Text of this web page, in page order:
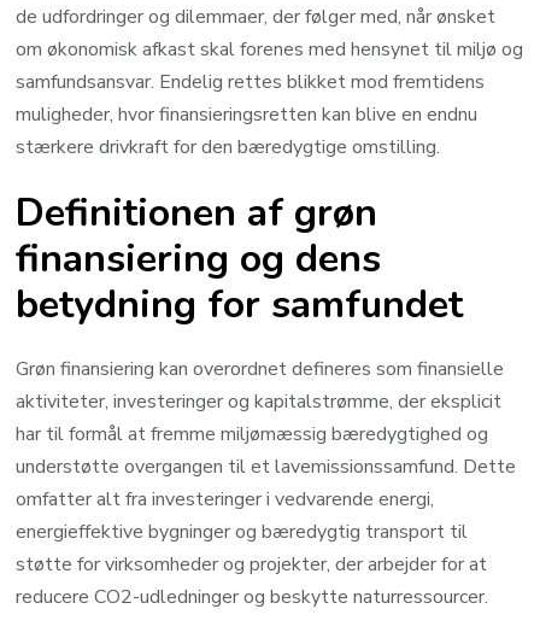
de udfordringer og dilemmaer, der følger med, når ønsket
om økonomisk afkast skal forenes med hensynet til miljø og
samfundsansvar. Endelig rettes blikket mod fremtidens
muligheder, hvor finansieringsretten kan blive en endnu
stærkere drivkraft for den bæredygtige omstilling.
Definitionen af grøn
finansiering og dens
betydning for samfundet
Grøn finansiering kan overordnet defineres som finansielle
aktiviteter, investeringer og kapitalstrømme, der eksplicit
har til formål at fremme miljømæssig bæredygtighed og
understøtte overgangen til et lavemissionssamfund. Dette
omfatter alt fra investeringer i vedvarende energi,
energieffektive bygninger og bæredygtig transport til
støtte for virksomheder og projekter, der arbejder for at
reducere CO2-udledninger og beskytte naturressourcer.